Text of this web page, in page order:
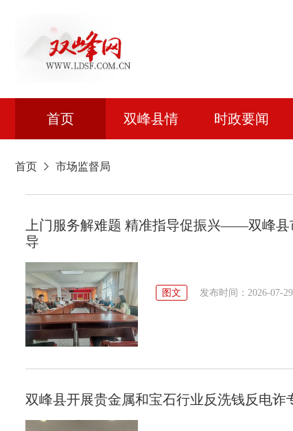
首页 双峰县情 时政要闻
首页 市场监督局
上门服务解难题 精准指导促振兴——双峰
导
图文 发布时间：2026-07-
双峰县开展贵金属和宝石行业反洗钱反电诈